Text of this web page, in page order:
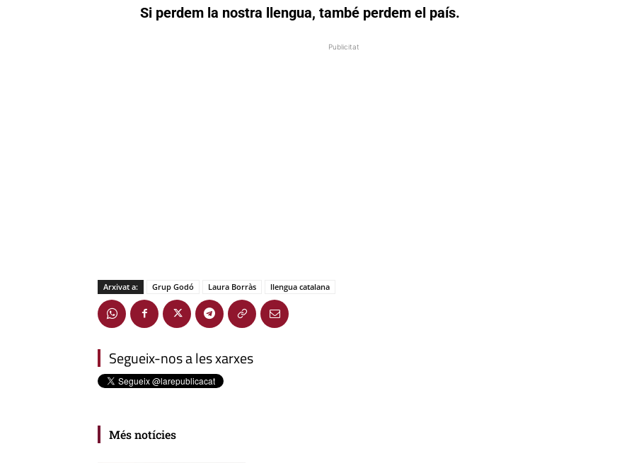
Si perdem la nostra llengua, també perdem el país.
Publicitat
Arxivat a: Grup Godó Laura Borràs llengua catalana
Segueix-nos a les xarxes
Més notícies